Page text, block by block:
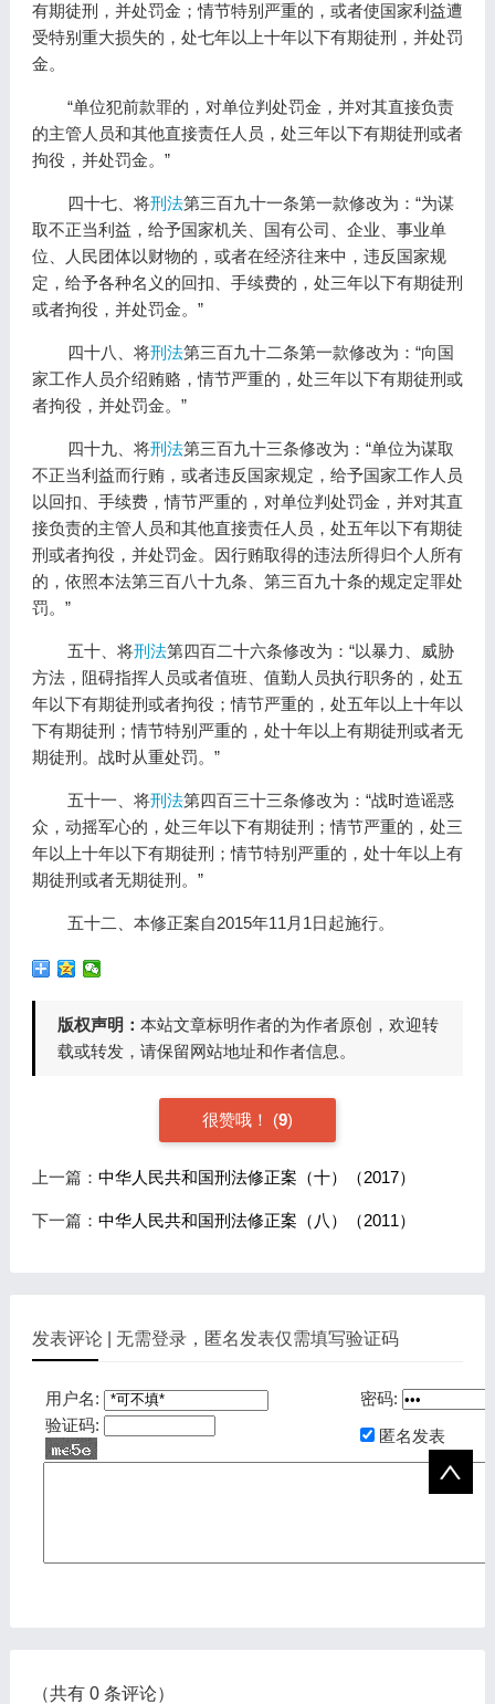
有期徒刑，并处罚金；情节特别严重的，或者使国家利益遭
受特别重大损失的，处七年以上十年以下有期徒刑，并处罚
金。
“单位犯前款罪的，对单位判处罚金，并对其直接负责
的主管人员和其他直接责任人员，处三年以下有期徒刑或者
拘役，并处罚金。”
四十七、将刑法第三百九十一条第一款修改为：“为谋
取不正当利益，给予国家机关、国有公司、企业、事业单
位、人民团体以财物的，或者在经济往来中，违反国家规
定，给予各种名义的回扣、手续费的，处三年以下有期徒刑
或者拘役，并处罚金。”
四十八、将刑法第三百九十二条第一款修改为：“向国
家工作人员介绍贿赂，情节严重的，处三年以下有期徒刑或
者拘役，并处罚金。”
四十九、将刑法第三百九十三条修改为：“单位为谋取
不正当利益而行贿，或者违反国家规定，给予国家工作人员
以回扣、手续费，情节严重的，对单位判处罚金，并对其直
接负责的主管人员和其他直接责任人员，处五年以下有期徒
刑或者拘役，并处罚金。因行贿取得的违法所得归个人所有
的，依照本法第三百八十九条、第三百九十条的规定定罪处
罚。”
五十、将刑法第四百二十六条修改为：“以暴力、威胁
方法，阻碍指挥人员或者值班、值勤人员执行职务的，处五
年以下有期徒刑或者拘役；情节严重的，处五年以上十年以
下有期徒刑；情节特别严重的，处十年以上有期徒刑或者无
期徒刑。战时从重处罚。”
五十一、将刑法第四百三十三条修改为：“战时造谣惑
众，动摇军心的，处三年以下有期徒刑；情节严重的，处三
年以上十年以下有期徒刑；情节特别严重的，处十年以上有
期徒刑或者无期徒刑。”
五十二、本修正案自2015年11月1日起施行。
版权声明： 本站文章标明作者的为作者原创，欢迎转
载或转发，请保留网站地址和作者信息。
很赞哦！ (9)
上一篇： 中华人民共和国刑法修正案（十）（2017）
下一篇： 中华人民共和国刑法修正案（八）（2011）
发表评论 | 无需登录，匿名发表仅需填写验证码
用户名:
密码:
验证码:
匿名发表
（共有 0条评论）